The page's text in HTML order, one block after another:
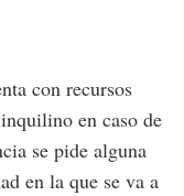
con recursos
en caso de
se pide alguna
en la que se va a